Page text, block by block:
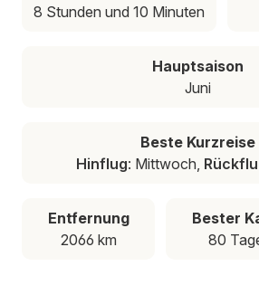
8 Stunden und 10 Minuten
Hauptsaison
Juni
Beste Kurzreise
Hinflug: Mittwoch,
Entfernung
2066 km
Bester
80